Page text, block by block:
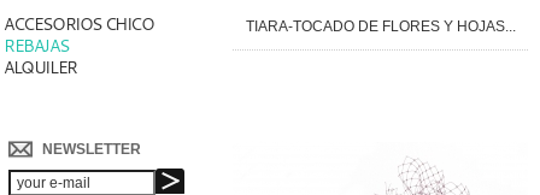
ACCESORIOS CHICO
REBAJAS
ALQUILER
NEWSLETTER
TIARA-TOCADO DE FLORES Y HOJAS...